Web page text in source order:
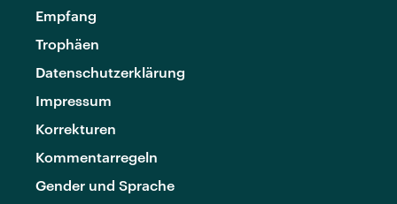
Empfang
Trophäen
Datenschutzerklärung
Impressum
Korrekturen
Kommentarregeln
Gender und Sprache